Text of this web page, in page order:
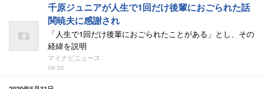
千原ジュニアが人生で1回だけ後輩におごられた話
関暁夫に感謝され
「人生で1回だけ後輩におごられたことがある」とし、その
経緯を説明
マイナビニュース
09:30